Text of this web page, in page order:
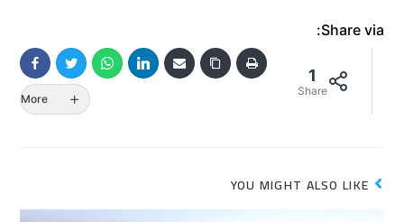
Share via:
1
Share
More
YOU MIGHT ALSO LIKE